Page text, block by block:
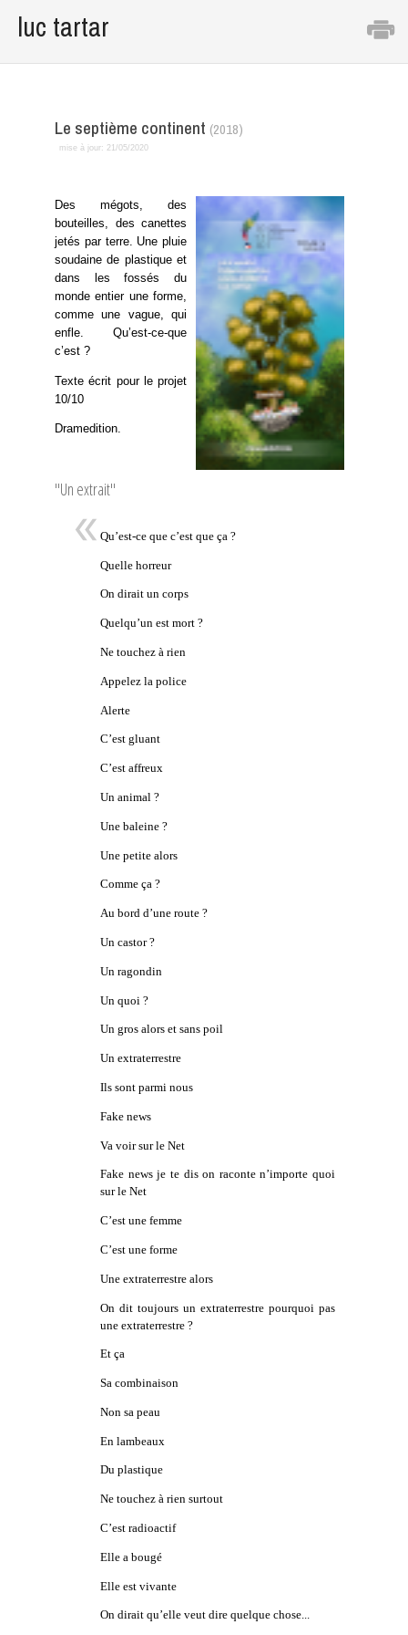
luc tartar
Le septième continent (2018)
mise à jour: 21/05/2020
Des mégots, des
bouteilles, des canettes
jetés par terre. Une pluie
soudaine de plastique et
dans les fossés du
monde entier une forme,
comme une vague, qui
enfle. Qu’est-ce-que
c’est ?
Texte écrit pour le projet
10/10
Dramedition.
"Un extrait"
Qu’est-ce que c’est que ça ?
Quelle horreur
On dirait un corps
Quelqu’un est mort ?
Ne touchez à rien
Appelez la police
Alerte
C’est gluant
C’est affreux
Un animal ?
Une baleine ?
Une petite alors
Comme ça ?
Au bord d’une route ?
Un castor ?
Un ragondin
Un quoi ?
Un gros alors et sans poil
Un extraterrestre
Ils sont parmi nous
Fake news
Va voir sur le Net
Fake news je te dis on raconte n’importe quoi
sur le Net
C’est une femme
C’est une forme
Une extraterrestre alors
On dit toujours un extraterrestre pourquoi pas
une extraterrestre ?
Et ça
Sa combinaison
Non sa peau
En lambeaux
Du plastique
Ne touchez à rien surtout
C’est radioactif
Elle a bougé
Elle est vivante
On dirait qu’elle veut dire quelque chose...